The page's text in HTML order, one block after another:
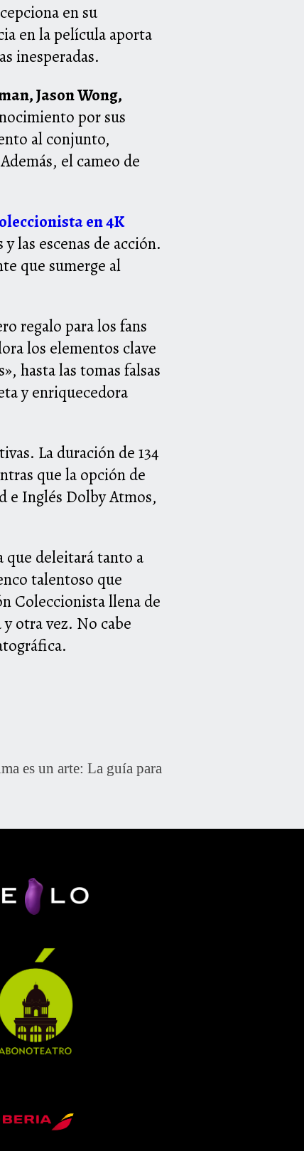
en su
en la película aporta
inesperadas.
Jason Wong,
por sus
al conjunto,
el cameo de
en 4K
las escenas de acción.
que sumerge al
regalo para los fans
los elementos clave
hasta las tomas falsas
y enriquecedora
La duración de 134
que la opción de
e Inglés Dolby Atmos,
que deleitará tanto a
talentoso que
Coleccionista llena de
otra vez. No cabe
es un arte: La guía para